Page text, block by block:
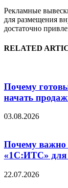
Рекламные
для размещения
достаточно
RELATED
Почему
начать
03.08.2026
Почему важно
«1С:ИТС» для
22.07.2026